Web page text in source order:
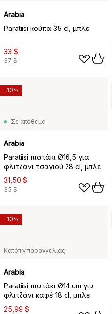
Arabia
Paratiisi κούπα 35 cl, μπλε
33 $
37 $
Σε απόθεμα
Arabia
Paratiisi πιατάκι Ø16,5 για
φλιτζάνι τσαγιού 28 cl, μπλε
31,50 $
35 $
-10%
Κατόπιν παραγγελίας
Arabia
Paratiisi πιατάκι Ø14 cm για
φλιτζάνι καφέ 18 cl, μπλε
25,99 $
-10%